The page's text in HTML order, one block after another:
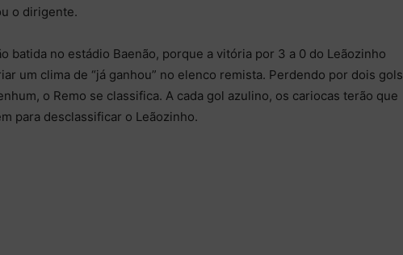
o dirigente.
batida no estádio Baenão, porque a vitória por 3 a 0 do Leãozinho
um clima de “já ganhou” no elenco remista. Perdendo por dois gols
o Remo se classifica. A cada gol azulino, os cariocas terão que
para desclassificar o Leãozinho.